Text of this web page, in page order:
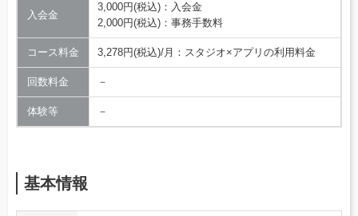
入会金
3,000円(税込)：入会金
2,000円(税込)：事務手数料
コース料金 3,278円(税込)/月：スタジオ×アプリの利用料金
回数料金 －
体験等 －
基本情報